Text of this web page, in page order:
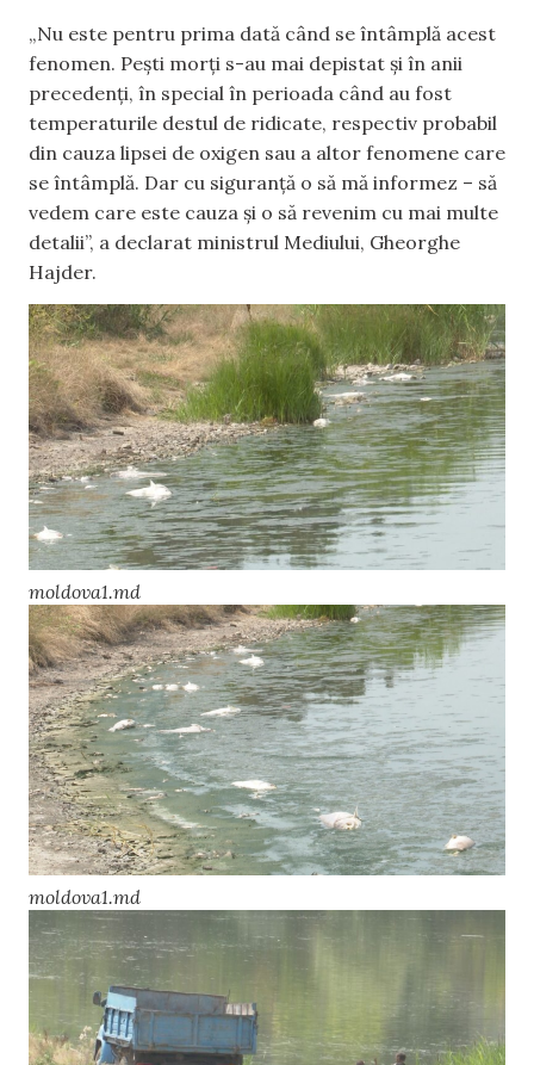
„Nu este pentru prima dată când se întâmplă acest
fenomen. Pești morți s-au mai depistat și în anii
precedenți, în special în perioada când au fost
temperaturile destul de ridicate, respectiv probabil
din cauza lipsei de oxigen sau a altor fenomene care
se întâmplă. Dar cu siguranță o să mă informez – să
vedem care este cauza și o să revenim cu mai multe
detalii”, a declarat ministrul Mediului, Gheorghe
Hajder.
moldova1.md
moldova1.md